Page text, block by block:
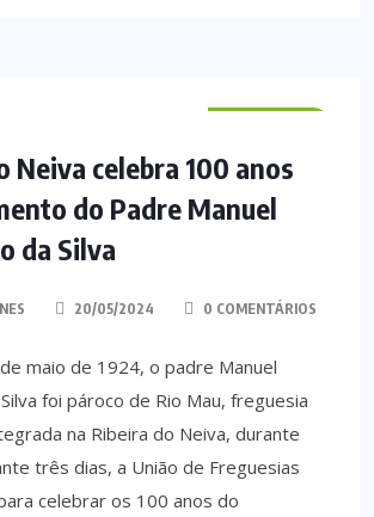
Neiva celebra 100 anos
do Padre Manuel
da Silva
20/05/2024 0 COMENTÁRIOS
maio de 1924, o padre Manuel
foi pároco de Rio Mau, freguesia
na Ribeira do Neiva, durante
três dias, a União de Freguesias
celebrar os 100 anos do